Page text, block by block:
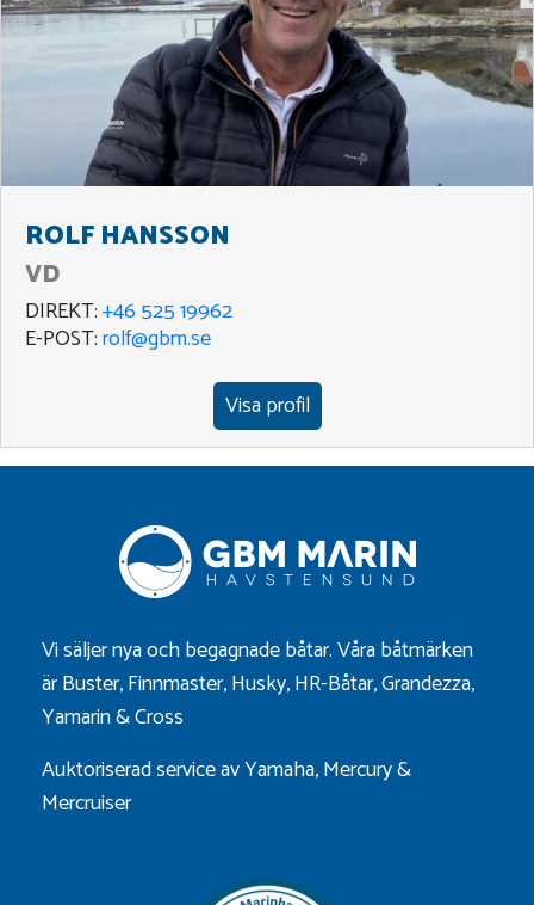
ROLF HANSSON
VD
DIREKT:+46 525 19962
E-POST:rolf@gbm.se
Visa profil
Vi säljer nya och begagnade båtar. Våra båtmärken
ärBuster,Finnmaster,Husky,HR-Båtar,Grandezza,
Yamarin&Cross
Auktoriserad service av Yamaha, Mercury &
Mercruiser